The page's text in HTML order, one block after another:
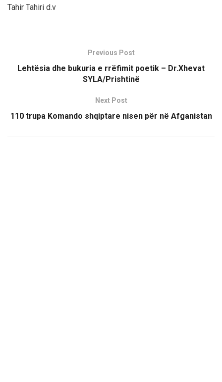
Tahir Tahiri d.v
Previous Post
Lehtësia dhe bukuria e rrëfimit poetik – Dr.Xhevat
SYLA/Prishtinë
Next Post
110 trupa Komando shqiptare nisen për në Afganistan